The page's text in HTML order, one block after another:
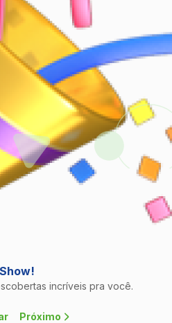
Show!
incríveis pra você.
Próximo